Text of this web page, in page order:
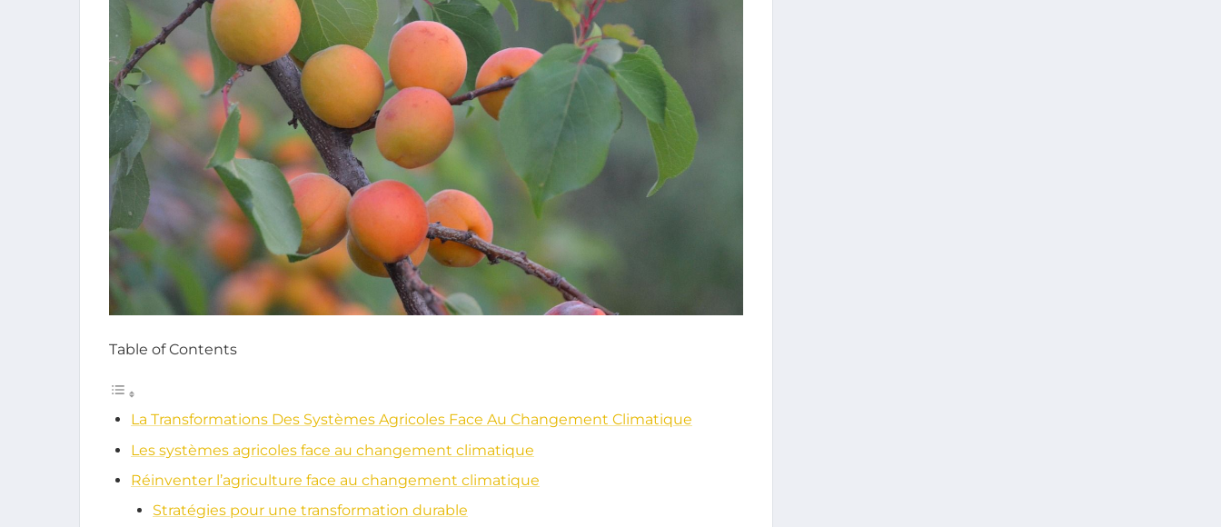
Table of Contents
La Transformations Des Systèmes Agricoles Face Au Changement Climatique
Les systèmes agricoles face au changement climatique
Réinventer l’agriculture face au changement climatique
Stratégies pour une transformation durable